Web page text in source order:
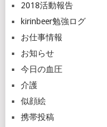
2018活動報告
kirinbeer勉強ログ
お仕事情報
お知らせ
今日の血圧
介護
似顔絵
携帯投稿